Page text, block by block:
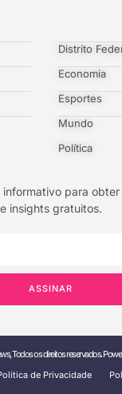
Distrito
Economia
Esportes
Mundo
Política
informativo para
insights gratuitos.
ASSINAR
Todos os direitos reservados.
de Privacidade